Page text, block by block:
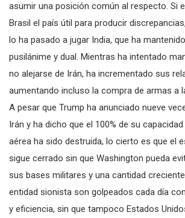
asumir una posición común al respecto. Si
Brasil el país útil para producir
lo ha pasado a jugar India, que ha
pusilánime y dual. Mientras ha intentado
no alejarse de Irán, ha incrementado sus
aumentando incluso la compra de armas a
A pesar que Trump ha anunciado nueve
Irán y ha dicho que el 100% de su
aérea ha sido destruida, lo cierto es que el
sigue cerrado sin que Washington pueda
sus bases militares y una cantidad
entidad sionista son golpeados cada día
y eficiencia, sin que tampoco Estados